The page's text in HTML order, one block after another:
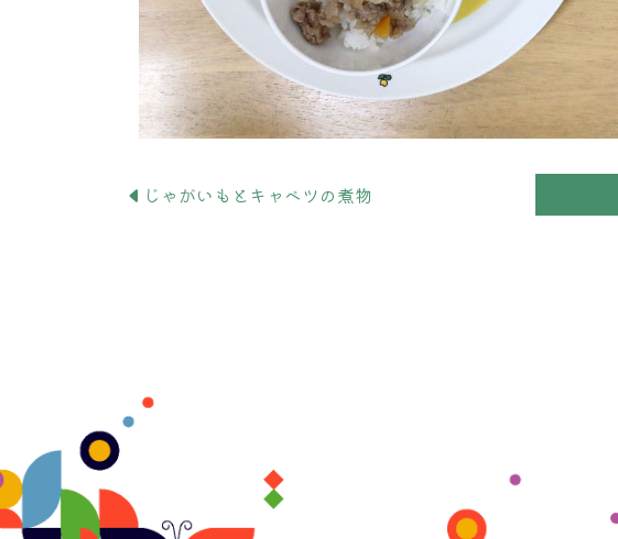
じゃがいもとキャベツの煮物